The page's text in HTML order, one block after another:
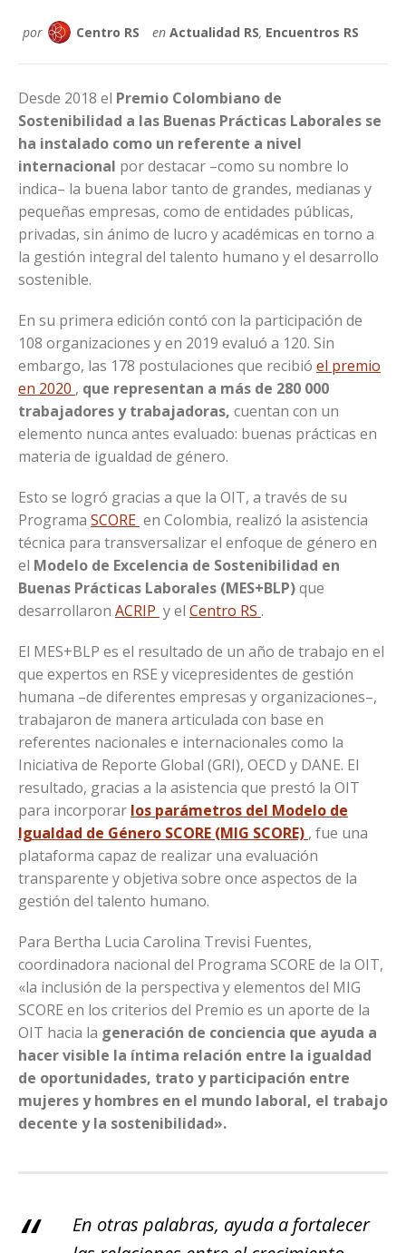
por Centro RS en Actualidad RS, Encuentros RS
Desde 2018 el Premio Colombiano de
Sostenibilidad a las Buenas Prácticas Laborales se
ha instalado como un referente a nivel
internacional por destacar –como su nombre lo
indica– la buena labor tanto de grandes, medianas y
pequeñas empresas, como de entidades públicas,
privadas, sin ánimo de lucro y académicas en torno a
la gestión integral del talento humano y el desarrollo
sostenible.
En su primera edición contó con la participación de
108 organizaciones y en 2019 evaluó a 120. Sin
embargo, las 178 postulaciones que recibió el premio
en 2020 , que representan a más de 280 000
trabajadores y trabajadoras, cuentan con un
elemento nunca antes evaluado: buenas prácticas en
materia de igualdad de género.
Esto se logró gracias a que la OIT, a través de su
Programa SCORE en Colombia, realizó la asistencia
técnica para transversalizar el enfoque de género en
el Modelo de Excelencia de Sostenibilidad en
Buenas Prácticas Laborales (MES+BLP)que
desarrollaron ACRIP y el Centro RS .
El MES+BLP es el resultado de un año de trabajo en el
que expertos en RSE y vicepresidentes de gestión
humana –de diferentes empresas y organizaciones–,
trabajaron de manera articulada con base en
referentes nacionales e internacionales como la
Iniciativa de Reporte Global (GRI), OECD y DANE. El
resultado, gracias a la asistencia que prestó la OIT
para incorporar los parámetros del Modelo de
Igualdad de Género SCORE (MIG SCORE) , fue una
plataforma capaz de realizar una evaluación
transparente y objetiva sobre once aspectos de la
gestión del talento humano.
Para Bertha Lucia Carolina Trevisi Fuentes,
coordinadora nacional del Programa SCORE de la OIT,
«la inclusión de la perspectiva y elementos del MIG
SCORE en los criterios del Premio es un aporte de la
OIT hacia la generación de conciencia que ayuda a
hacer visible la íntima relación entre la igualdad
de oportunidades, trato y participación entre
mujeres y hombres en el mundo laboral, el trabajo
decente y la sostenibilidad».
En otras palabras, ayuda a fortalecer